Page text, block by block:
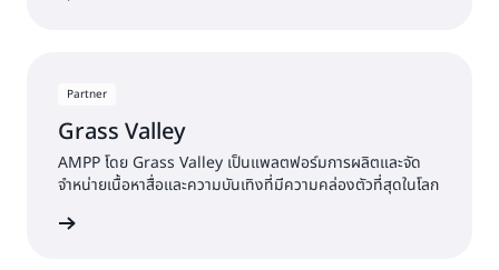
Partner
Grass Valley
AMPP โดย Grass Valley เป็นแพลตฟอร์มการผลิตและจัด
จำหน่ายเนื้อหาสื่อและความบันเทิงที่มีความคล่องตัวที่สุดในโลก